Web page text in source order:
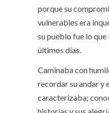
porque su
vulnerables era
su pueblo fue lo
últimos días.
Caminaba con
recordar su andar y
caracterizaba;